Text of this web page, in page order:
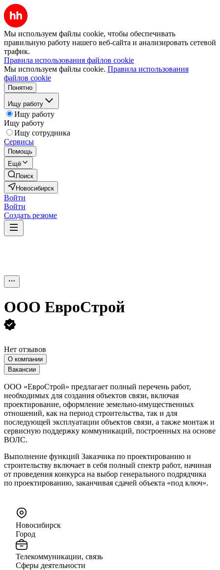
Мы используем файлы cookie, чтобы обеспечивать
правильную работу нашего веб-сайта и анализировать сетевой
трафик.
Правила использования файлов cookie
Мы используем файлы cookie. Правила использования
файлов cookie
Понятно
Ищу работу
Ищу работу
Ищу работу
Ищу сотрудника
Сервисы
Помощь
Ещё
Поиск
Новосибирск
Войти
Войти
Создать резюме
ООО ЕвроСтрой
Нет отзывов
О компании
Вакансии
ООО «ЕвроСтрой» предлагает полный перечень работ,
необходимых для создания объектов связи, включая
проектирование, оформление земельно-имущественных
отношений, как на период строительства, так и для
последующей эксплуатации объектов связи, а также монтаж и
сервисную поддержку коммуникаций, построенных на основе
ВОЛС.
Выполнение функций Заказчика по проектированию и
строительству включает в себя полный спектр работ, начиная
от проведения конкурса на выбор генерального подрядчика
по проектированию, заканчивая сдачей объекта «под ключ».
Новосибирск
Город
Телекоммуникации, связь
Сферы деятельности